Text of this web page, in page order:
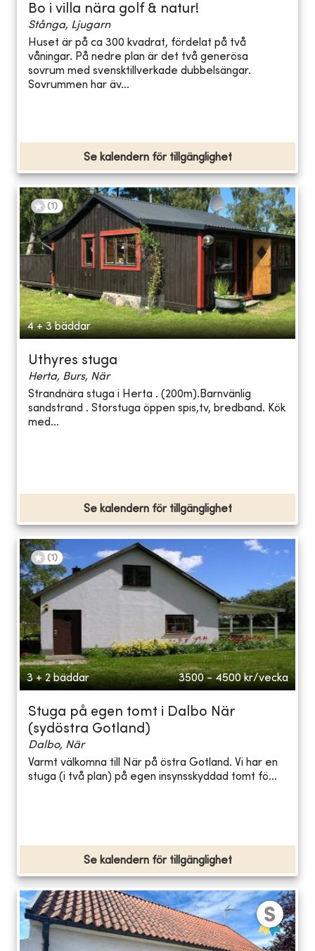
Bo i villa nära golf & natur!
Stånga, Ljugarn
Huset är på ca 300 kvadrat, fördelat på två
våningar. På nedre plan är det två generösa
sovrum med svensktillverkade dubbelsängar.
Sovrummen har äv...
Se kalendern för tillgänglighet
(1 )
4 + 3 bäddar
Uthyres stuga
Herta, Burs, När
Strandnära stuga i Herta . (200m).Barnvänlig
sandstrand . Storstuga öppen spis,tv, bredband. Kök
med...
Se kalendern för tillgänglighet
(1 )
3 + 2 bäddar 3500 - 4500 kr/vecka
Stuga på egen tomt i Dalbo När
(sydöstra Gotland)
Dalbo, När
Varmt välkomna till När på östra Gotland. Vi har en
stuga (i två plan) på egen insynsskyddad tomt fö...
Se kalendern för tillgänglighet